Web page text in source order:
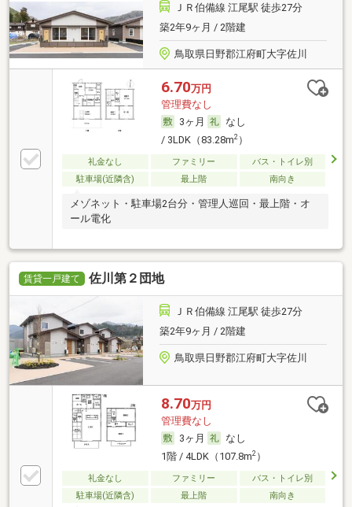
ＪＲ伯備線 江尾駅 徒歩27分
築2年9ヶ月 / 2階建
鳥取県日野郡江府町大字佐川
6.70万円
管理費なし
3ヶ月
なし
/ 3LDK（83.28m2）
礼金なし ファミリー
バス・トイレ別
駐車場(近隣含)
最上階 南向き
メゾネット・駐車場2台分・管理人巡回・最上階・オ
ール電化
賃貸一戸建て 佐川第２団地
ＪＲ伯備線 江尾駅 徒歩27分
築2年9ヶ月 / 2階建
鳥取県日野郡江府町大字佐川
8.70万円
管理費なし
3ヶ月
なし
1階 / 4LDK（107.8m2）
礼金なし ファミリー
バス・トイレ別
駐車場(近隣含)
最上階 南向き